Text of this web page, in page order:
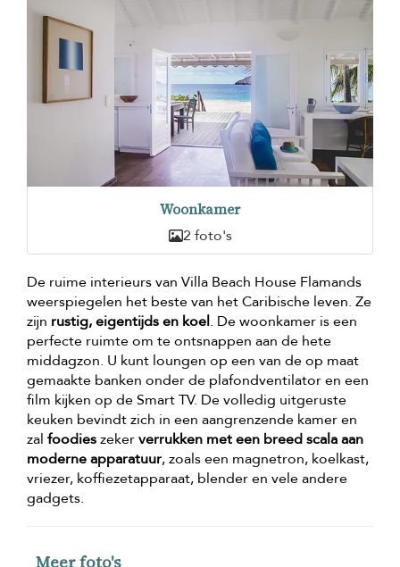
Woonkamer
2 foto's
De ruime interieurs van Villa Beach House Flamands
weerspiegelen het beste van het Caribische leven. Ze
zijn rustig, eigentijds en koel. De woonkamer is een
perfecte ruimte om te ontsnappen aan de hete
middagzon. U kunt loungen op een van de op maat
gemaakte banken onder de plafondventilator en een
film kijken op de Smart TV. De volledig uitgeruste
keuken bevindt zich in een aangrenzende kamer en
zal foodieszekerverrukken met een breed scala aan
moderne apparatuur, zoals een magnetron, koelkast,
vriezer, koffiezetapparaat, blender en vele andere
gadgets.
Meer foto's